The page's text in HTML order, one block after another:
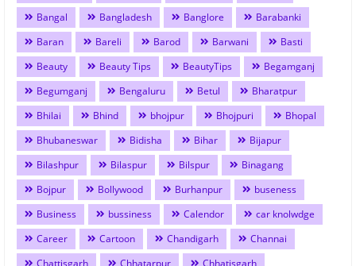
Bangal
Bangladesh Banglore
Barabanki
Baran
Bareli Barod Barwani
Basti
Beauty
Beauty Tips BeautyTips
Begamganj
Begumganj
Bengaluru Betul
Bharatpur
Bhilai
Bhind bhojpur Bhojpuri
Bhopal
Bhubaneswar
Bidisha Bihar
Bijapur
Bilashpur
Bilaspur Bilspur
Binagang
Bojpur
Bollywood Burhanpur
buseness
Business
bussiness Calendor
car knolwdge
Career
Cartoon Chandigarh
Channai
Chattisgarh
Chhatarpur
Chhatisgarh